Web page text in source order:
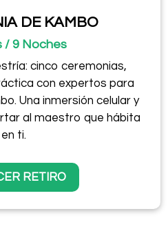
DE KAMBO
/ 9 Noches
cinco ceremonias,
con expertos para
Una inmersión celular y
al maestro que hábita
en ti.
RETIRO